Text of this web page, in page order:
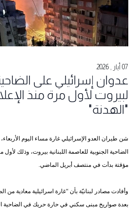
07 أيار , 2026
عدوان إسرائيلي على
لبيروت لأول مرة منذ
"الهدنة"
شن طيران العدو الإسرائيلي غارة مساء اليوم
الضاحية الجنوبية للعاصمة اللبنانية بيروت، وذلك
مؤقتة بدأت في منتصف أبريل الماضي.
وأفادت مصادر لبنانيّة بأن “غارة اسرائيلية معادية
بعدة صواريخ مبنى سكني في حارة حريك في الضاحية